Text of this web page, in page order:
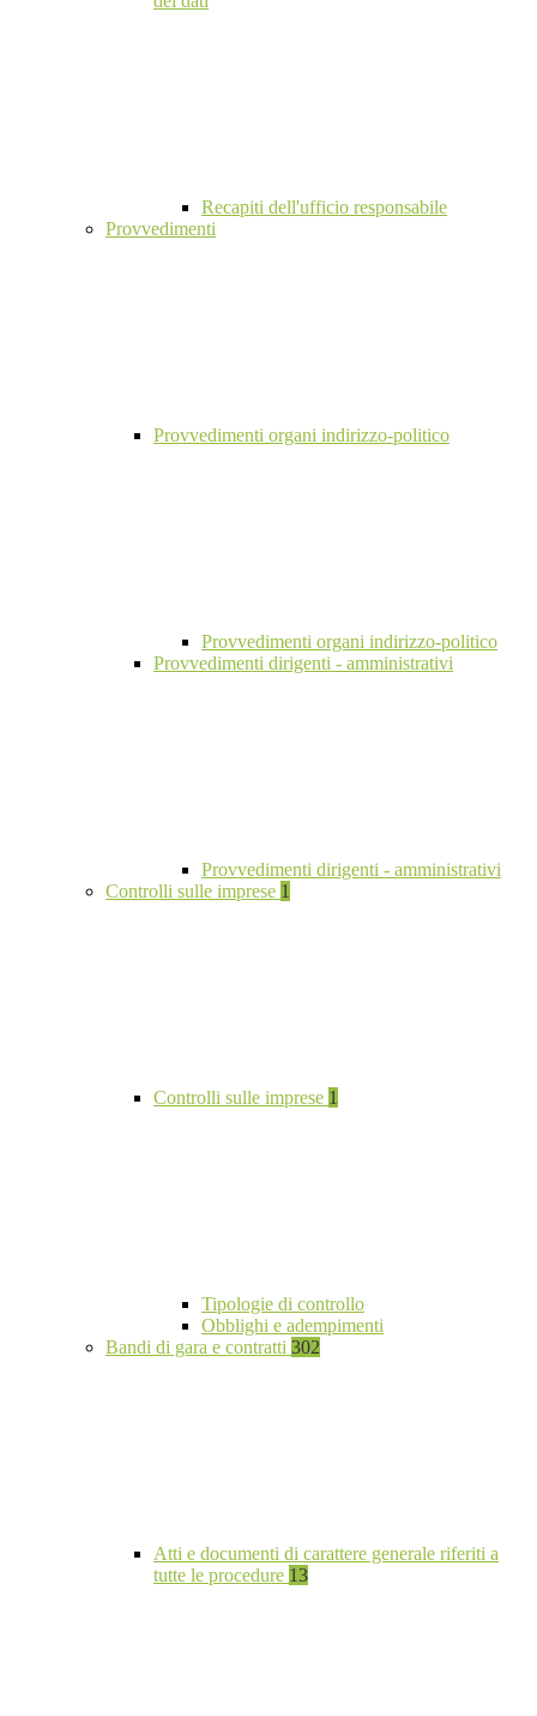
Recapiti dell'ufficio responsabile
Provvedimenti
Provvedimenti organi indirizzo-politico
Provvedimenti organi indirizzo-politico
Provvedimenti dirigenti - amministrativi
Provvedimenti dirigenti - amministrativi
Controlli sulle imprese 1
Controlli sulle imprese 1
Tipologie di controllo
Obblighi e adempimenti
Bandi di gara e contratti 302
Atti e documenti di carattere generale riferiti a
tutte le procedure 13